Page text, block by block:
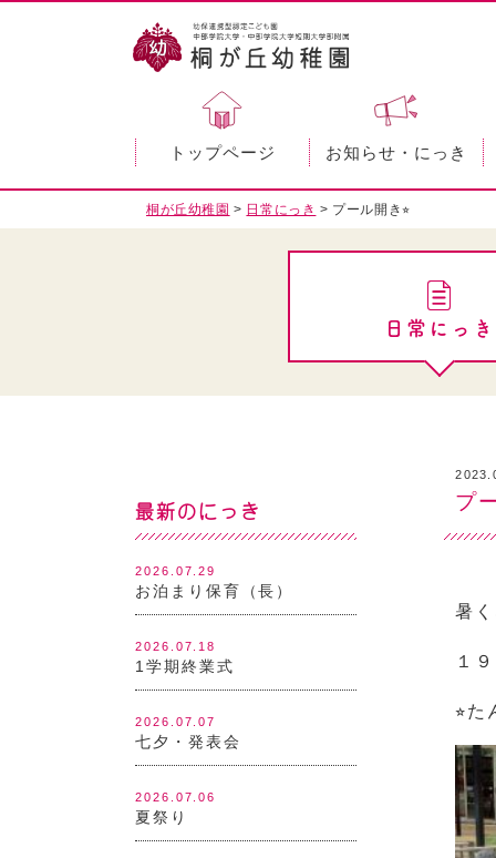
トップページ お知らせ・にっき
桐が丘幼稚園 > 日常にっき > プール開き⭐︎
日常にっき
最新のにっき
2026.07.29
お泊まり保育（長）
2026.07.18
1学期終業式
2026.07.07
七夕・発表会
2026.07.06
夏祭り
プ
暑
１
⭐︎